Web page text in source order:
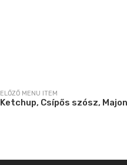
ELŐZŐ MENU ITEM
Ketchup, Csípős szósz,